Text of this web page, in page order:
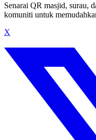
Senarai QR masjid, surau,
komuniti untuk
X